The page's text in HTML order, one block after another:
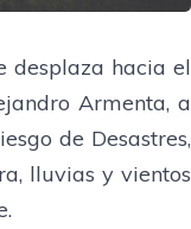
desplaza hacia el
Armenta, a
de Desastres,
lluvias y vientos